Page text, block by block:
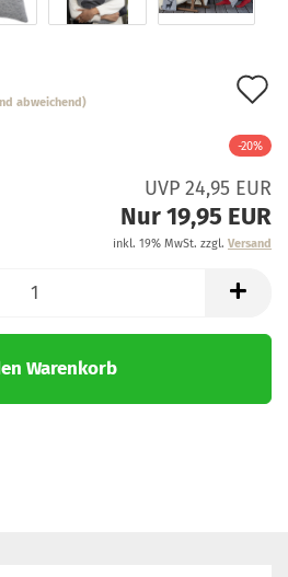
abweichend)
-20%
UVP 24,95 EUR
Nur 19,95 EUR
inkl. 19% MwSt. zzgl. Versand
Warenkorb